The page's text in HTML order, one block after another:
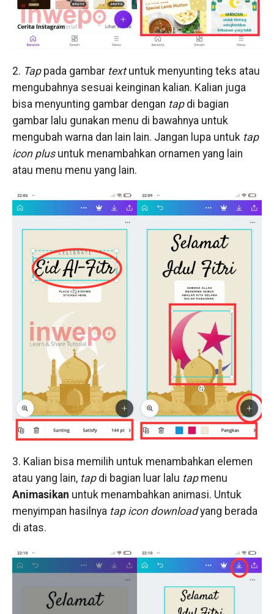
2. Tappada gambar textuntuk menyunting teks atau
mengubahnya sesuai keinginan kalian. Kalian juga
bisa menyunting gambar dengan tapdi bagian
gambar lalu gunakan menu di bawahnya untuk
mengubah warna dan lain lain. Jangan lupa untuk tap
icon plusuntuk menambahkan ornamen yang lain
atau menu menu yang lain.
3. Kalian bisa memilih untuk menambahkan elemen
atau yang lain, tapdi bagian luar lalu tapmenu
Animasikan untuk menambahkan animasi. Untuk
menyimpan hasilnya tap icon downloadyang berada
di atas.